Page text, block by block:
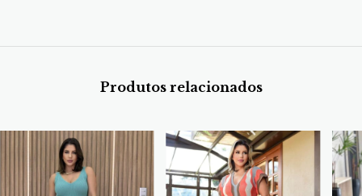
Produtos relacionados